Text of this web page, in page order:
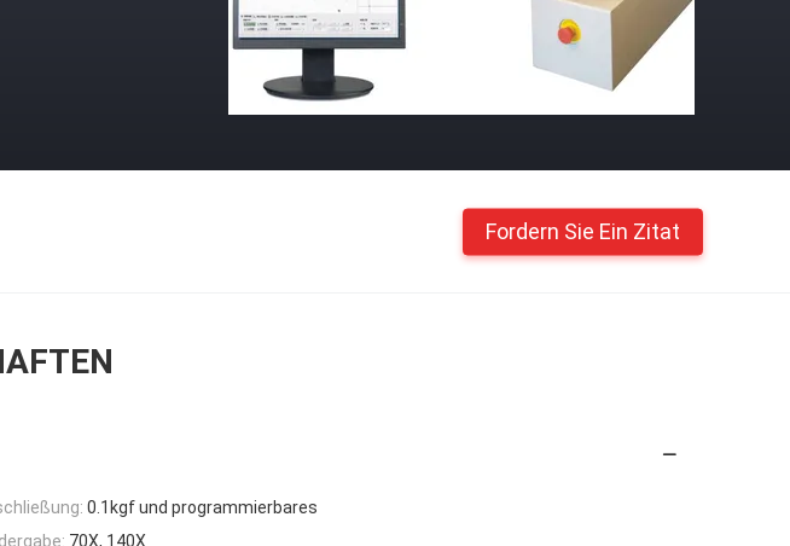
Fordern Sie Ein Zitat
0.1kgf und programmierbares
70X, 140X